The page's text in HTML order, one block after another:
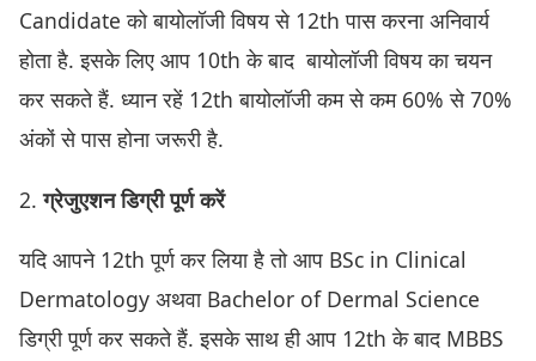
Candidate को बायोलॉजी विषय से 12th पास करना अनिवार्य
होता है. इसके लिए आप 10th के बाद बायोलॉजी विषय का चयन
कर सकते हैं. ध्यान रहें 12th बायोलॉजी कम से कम 60% से 70%
अंकों से पास होना जरूरी है.
2.ग्रेजुएशन डिग्री पूर्ण करें
यदि आपने 12th पूर्ण कर लिया है तो आप BSc in Clinical
Dermatology अथवा Bachelor of Dermal Science
डिग्री पूर्ण कर सकते हैं. इसके साथ ही आप 12th के बाद MBBS